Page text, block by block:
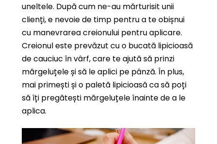
uneltele. După cum ne-au mărturisit unii
clienți, e nevoie de timp pentru a te obișnui
cu manevrarea creionului pentru aplicare.
Creionul este prevăzut cu o bucată lipicioasă
de cauciuc în vârf, care te ajută să prinzi
mărgeluțele și să le aplici pe pânză. În plus,
mai primești și o paletă lipicioasă ca să poți
să îți pregătești mărgeluțele înainte de a le
aplica.